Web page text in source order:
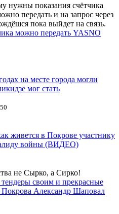
нужны показания счётчика
передать и на запрос через
пока выйдет на связь.
можно передать YASNO
на месте города могли
мог стать
живется в Покрове участнику
войны (ВИДЕО)
не Сырко, а Сирко!
своим и прекрасные
Покрова Александр Шаповал